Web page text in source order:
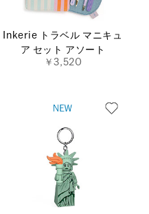
Inkerie トラベル マニキュ
ア セット アソート
￥3,520